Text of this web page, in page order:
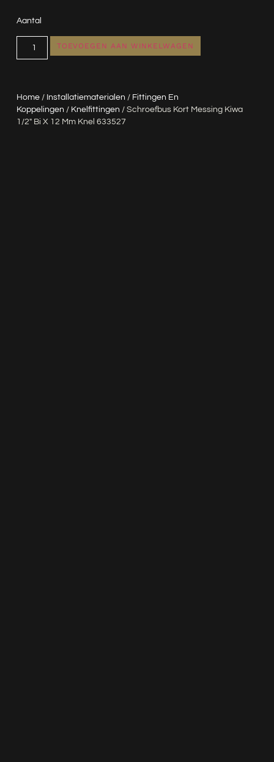
Home/ Installatiematerialen / Fittingen En
Koppelingen / Knelfittingen / Schroefbus Kort Messing Kiwa
1/2″ Bi X 12 Mm Knel 633527
Aantal
TOEVOEGEN AAN WINKELWAGEN